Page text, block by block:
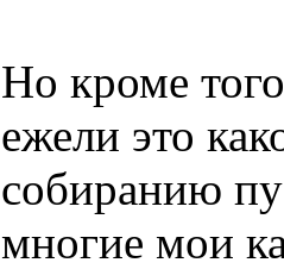
Но кроме
ежели это
собиранию
многие мои